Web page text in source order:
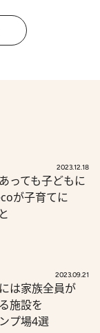
2023.12.18
っても子どもに
が子育てに
2023.09.21
は家族全員が
施設を
プ場4選